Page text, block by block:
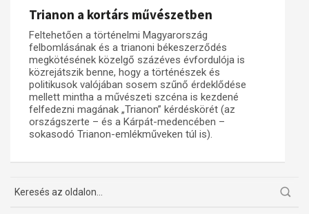
Trianon a kortárs művészetben
Feltehetően a történelmi Magyarország
felbomlásának és a trianoni békeszerződés
megkötésének közelgő százéves évfordulója is
közrejátszik benne, hogy a történészek és
politikusok valójában sosem szűnő érdeklődése
mellett mintha a művészeti szcéna is kezdené
felfedezni magának „Trianon” kérdéskörét (az
országszerte – és a Kárpát-medencében –
sokasodó Trianon-emlékműveken túl is).